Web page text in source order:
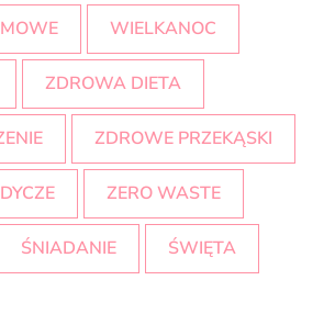
WIELKANOC
ZDROWA DIETA
ZDROWE PRZEKĄSKI
ZERO WASTE
ŚNIADANIE ŚWIĘTA